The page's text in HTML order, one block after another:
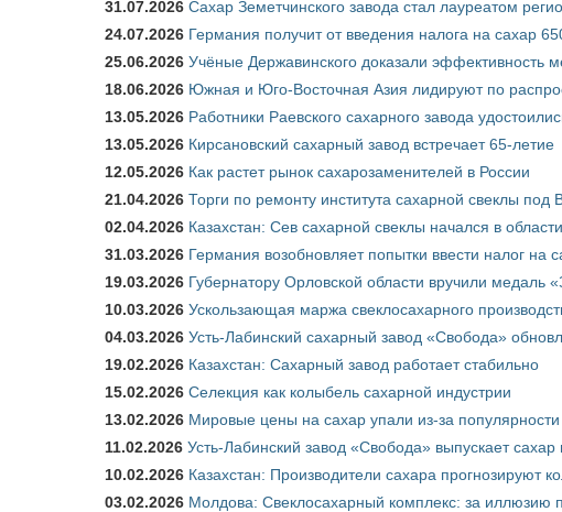
31.07.2026 Сахар Земетчинского завода стал лауреатом
24.07.2026 Германия получит от введения налога на сахар
25.06.2026 Учёные Державинского доказали эффективность
18.06.2026 Южная и Юго-Восточная Азия лидируют по
13.05.2026 Работники Раевского сахарного завода
13.05.2026 Кирсановский сахарный завод встречает 65-летие
12.05.2026 Как растет рынок сахарозаменителей в России
21.04.2026 Торги по ремонту института сахарной свеклы
02.04.2026 Казахстан: Сев сахарной свеклы начался в
31.03.2026 Германия возобновляет попытки ввести налог на
19.03.2026 Губернатору Орловской области вручили медаль
10.03.2026 Ускользающая маржа свеклосахарного
04.03.2026 Усть-Лабинский сахарный завод «Свобода»
19.02.2026 Казахстан: Сахарный завод работает стабильно
15.02.2026 Селекция как колыбель сахарной индустрии
13.02.2026 Мировые цены на сахар упали из-за
11.02.2026 Усть-Лабинский завод «Свобода» выпускает сахар
10.02.2026 Казахстан: Производители сахара прогнозируют
03.02.2026 Молдова: Свеклосахарный комплекс: за иллюзию